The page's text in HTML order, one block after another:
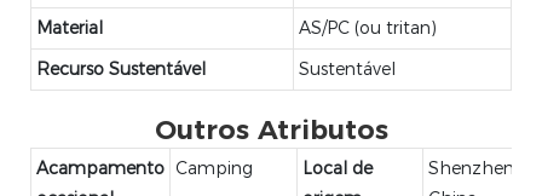
Material
AS/PC (ou tritan)
Recurso Sustentável
Sustentável
Outros Atributos
Acampamento Camping
Local de
Shenzhen,